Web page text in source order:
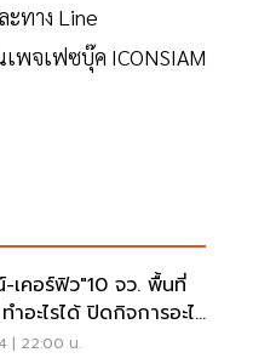
ะทาง Line
จเฟซบุ๊ค ICONSIAM
เคอร์ฟิว"10 จว. พื้นที่
ำอะไรได้ ปิดกิจการอะไร
| 22:00 น.